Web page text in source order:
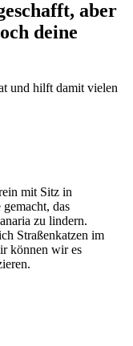
aber
deine
und hilft damit vielen
mit Sitz in
das
zu lindern.
Straßenkatzen im
können wir es